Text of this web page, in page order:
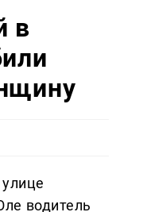
в
водитель